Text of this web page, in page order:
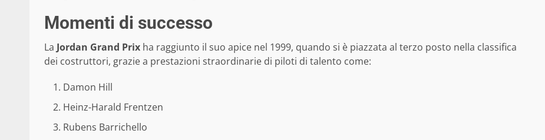
Momenti di successo
La Jordan Grand Prix ha raggiunto il suo apice nel 1999, quando si è piazzata al terzo posto nella classifica
dei costruttori, grazie a prestazioni straordinarie di piloti di talento come:
Damon Hill
Heinz-Harald Frentzen
Rubens Barrichello